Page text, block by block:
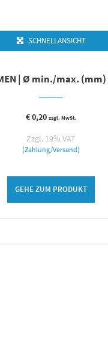
SCHNELLANSICHT
| Ø min./max. (mm)
€0,20 zzgl. MwSt.
Zzgl. 19% VAT
(Zahlung/Versand)
GEHE ZUM PRODUKT